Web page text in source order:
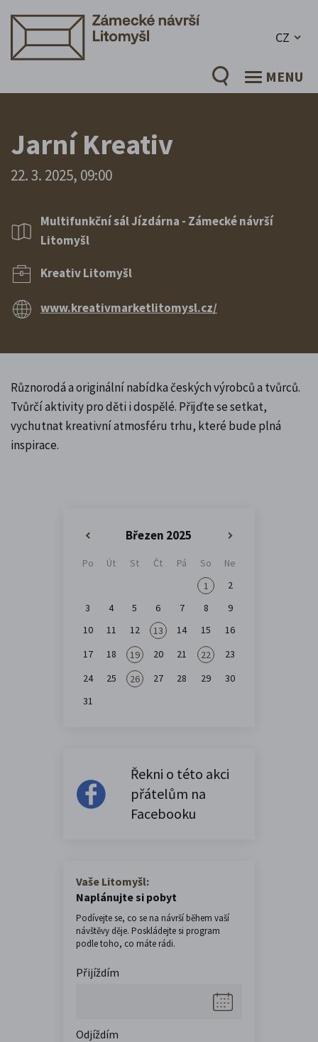
CZ
MENU
Jarní Kreativ
22. 3. 2025, 09:00
Multifunkční sál Jízdárna - Zámecké návrší
Litomyšl
Kreativ Litomyšl
www.kreativmarketlitomysl.cz/
Různorodá a originální nabídka českých výrobců a tvůrců.
Tvůrčí aktivity pro děti i dospělé. Přijďte se setkat,
vychutnat kreativní atmosféru trhu, které bude plná
inspirace.
Březen 2025
Po Út St Čt Pá So
Ne
1
2
3
4 5 6 7 8
9
10
11 12 13 14 15
16
17
18 19 20 21 22
23
24
25 26 27 28 29
30
31
Řekni o této akci
přátelům na
Facebooku
Vaše Litomyšl:
Naplánujte si pobyt
Podívejte se, co se na návrší během vaší
návštěvy děje. Poskládejte si program
podle toho, co máte rádi.
Přijíždím
Odjíždím